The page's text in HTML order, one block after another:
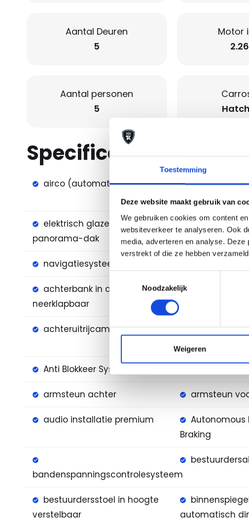
Toestemming
Deze website maakt gebruik van
We gebruiken cookies om content
websiteverkeer te analyseren. Ook
media, adverteren en analyse.
verstrekt of die ze hebben
Noodzakelijk
Weigeren
Aantal Deuren
5
Motor
Aantal personen
5
Specificaties
airco (automatisch)
Apple
Auto
elektrisch glazen
panorama-dak
lichtmetalen
navigatiesysteem full map
achterbank in delen
neerklapbaar
achteruitrijcamera
alarm klasse
1(startblokkering)
Anti Blokkeer Systeem
armsteun achter armsteun
audio installatie premium
Autonomous
Braking
bandenspanningscontrolesysteem
bestuurdersstoel in hoogte
verstelbaar
automatisch